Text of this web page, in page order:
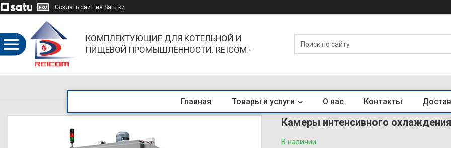
Создать сайт на Satu.kz
КОМПЛЕКТУЮЩИЕ ДЛЯ КОТЕЛЬНОЙ И
ПИЩЕВОЙ ПРОМЫШЛЕННОСТИ. REICOM -
Главная Товары и услуги О нас Контакты
Камеры интенсивного
В наличии